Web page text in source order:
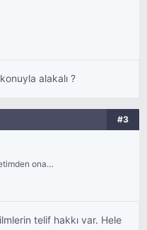
alakalı ?
#3
onay
telif hakkı var. Hele